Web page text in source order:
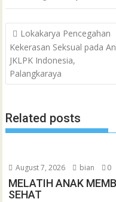
b
o
o
k
t
e
r
s
A
p
p
l
a
t
Post
navigation
Lokakarya Pencegahan
Kekerasan Seksual pada
JKLPK Indonesia,
Palangkaraya
Related posts
August 7, 2026 bian 0
MELATIH ANAK
SEHAT